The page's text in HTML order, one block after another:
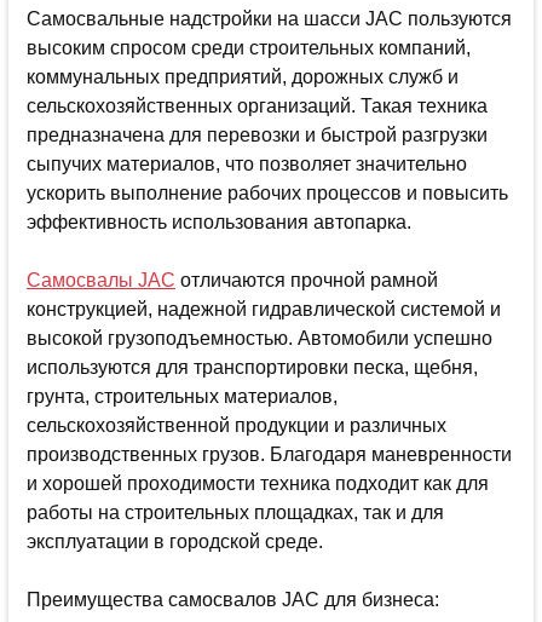
Самосвальные надстройки на шасси JAC пользуются
высоким спросом среди строительных компаний,
коммунальных предприятий, дорожных служб и
сельскохозяйственных организаций. Такая техника
предназначена для перевозки и быстрой разгрузки
сыпучих материалов, что позволяет значительно
ускорить выполнение рабочих процессов и повысить
эффективность использования автопарка.
Самосвалы JAC отличаются прочной рамной
конструкцией, надежной гидравлической системой и
высокой грузоподъемностью. Автомобили успешно
используются для транспортировки песка, щебня,
грунта, строительных материалов,
сельскохозяйственной продукции и различных
производственных грузов. Благодаря маневренности
и хорошей проходимости техника подходит как для
работы на строительных площадках, так и для
эксплуатации в городской среде.
Преимущества самосвалов JAC для бизнеса: